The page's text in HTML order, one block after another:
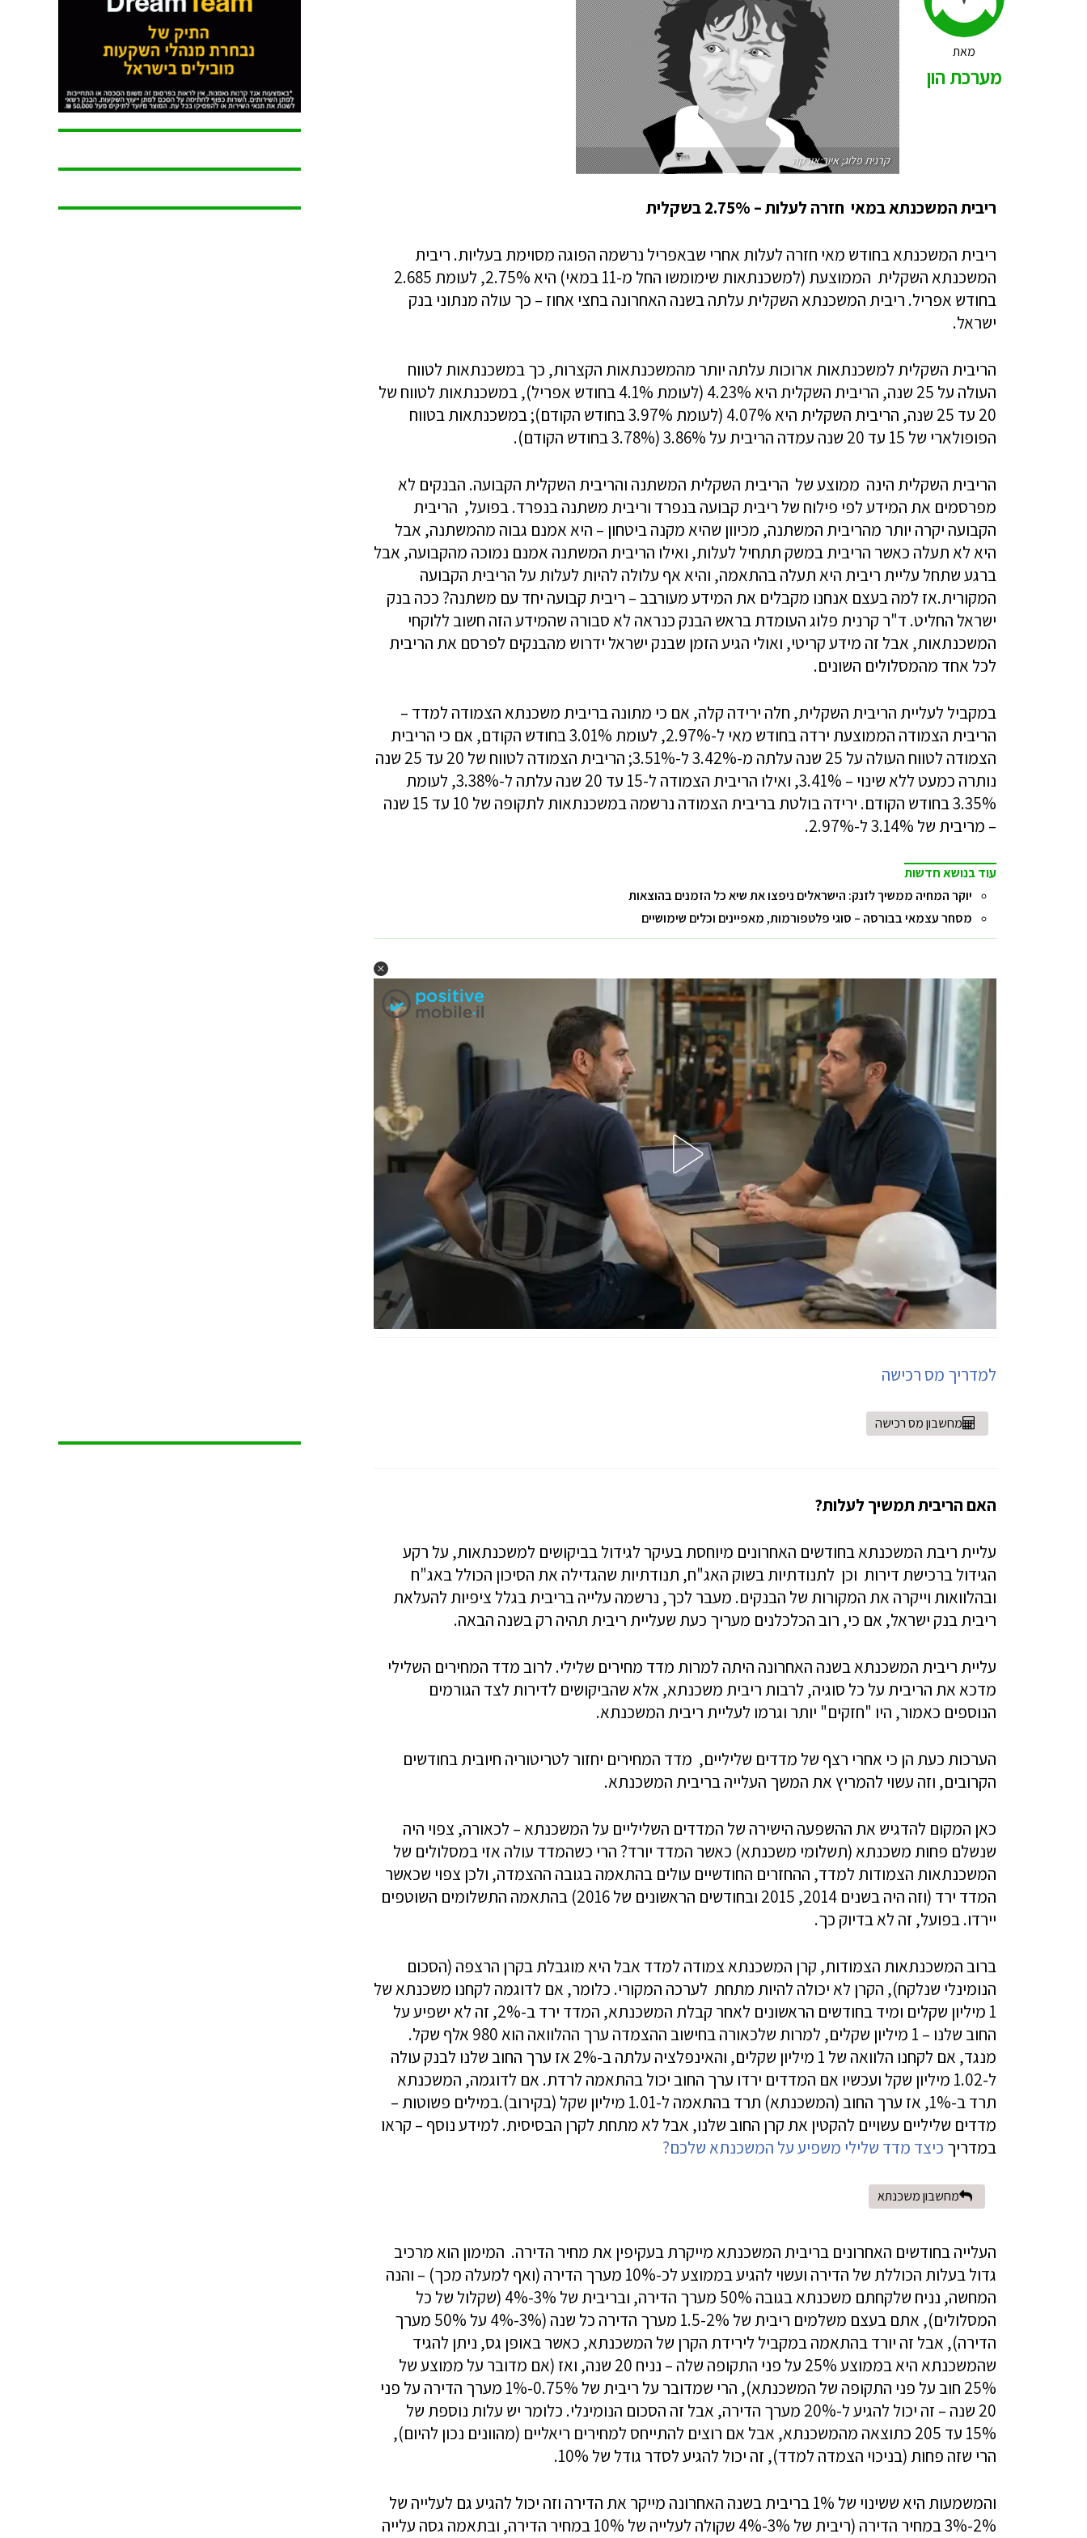
מאת
מערכת הון
קרנית פלוג; איור:אורקה
ריבית המשכנתא במאי חזרה לעלות – 2.75% בשקלית
ריבית המשכנתא בחודש מאי חזרה לעלות אחרי שבאפריל נרשמה הפוגה מסוימת בעליות. ריבית
המשכנתא השקלית הממוצעת (למשכנתאות שימומשו החל מ-11 במאי) היא 2.75%, לעומת 2.685
בחודש אפריל. ריבית המשכנתא השקלית עלתה בשנה האחרונה בחצי אחוז – כך עולה מנתוני בנק
ישראל.
הריבית השקלית למשכנתאות ארוכות עלתה יותר מהמשכנתאות הקצרות, כך במשכנתאות לטווח
העולה על 25 שנה, הריבית השקלית היא 4.23% (לעומת 4.1% בחודש אפריל), במשכנתאות לטווח של
20 עד 25 שנה, הריבית השקלית היא 4.07% (לעומת 3.97% בחודש הקודם); במשכנתאות בטווח
הפופולארי של 15 עד 20 שנה עמדה הריבית על 3.86% (3.78% בחודש הקודם).
הריבית השקלית הינה ממוצע של הריבית השקלית המשתנה והריבית השקלית הקבועה. הבנקים לא
מפרסמים את המידע לפי פילוח של ריבית קבועה בנפרד וריבית משתנה בנפרד. בפועל, הריבית
הקבועה יקרה יותר מהריבית המשתנה, מכיוון שהיא מקנה ביטחון – היא אמנם גבוה מהמשתנה, אבל
היא לא תעלה כאשר הריבית במשק תתחיל לעלות, ואילו הריבית המשתנה אמנם נמוכה מהקבועה, אבל
ברגע שתחל עליית ריבית היא תעלה בהתאמה, והיא אף עלולה להיות לעלות על הריבית הקבועה
המקורית.אז למה בעצם אנחנו מקבלים את המידע מעורבב – ריבית קבועה יחד עם משתנה? ככה בנק
ישראל החליט. ד"ר קרנית פלוג העומדת בראש הבנק כנראה לא סבורה שהמידע הזה חשוב ללוקחי
המשכנתאות, אבל זה מידע קריטי, ואולי הגיע הזמן שבנק ישראל ידרוש מהבנקים לפרסם את הריבית
לכל אחד מהמסלולים השונים.
במקביל לעליית הריבית השקלית, חלה ירידה קלה, אם כי מתונה בריבית משכנתא הצמודה למדד –
הריבית הצמודה הממוצעת ירדה בחודש מאי ל-2.97%, לעומת 3.01% בחודש הקודם, אם כי הריבית
הצמודה לטווח העולה על 25 שנה עלתה מ-3.42% ל-3.51%; הריבית הצמודה לטווח של 20 עד 25 שנה
נותרה כמעט ללא שינוי – 3.41%, ואילו הריבית הצמודה ל-15 עד 20 שנה עלתה ל-3.38%, לעומת
3.35% בחודש הקודם. ירידה בולטת בריבית הצמודה נרשמה במשכנתאות לתקופה של 10 עד 15 שנה
– מריבית של 3.14% ל-2.97%.
עוד בנושא חדשות
יוקר המחיה ממשיך לזנק: הישראלים ניפצו את שיא כל הזמנים בהוצאות
מסחר עצמאי בבורסה – סוגי פלטפורמות, מאפיינים וכלים שימושיים
למדריך מס רכישה
מחשבון מס רכישה
האם הריבית תמשיך לעלות?
עליית ריבת המשכנתא בחודשים האחרונים מיוחסת בעיקר לגידול בביקושים למשכנתאות, על רקע
הגידול ברכישת דירות וכן לתנודתיות בשוק האג"ח, תנודתיות שהגדילה את הסיכון הכולל באג"ח
ובהלוואות וייקרה את המקורות של הבנקים. מעבר לכך, נרשמה עלייה בריבית בגלל ציפיות להעלאת
ריבית בנק ישראל, אם כי, רוב הכלכלנים מעריך כעת שעליית ריבית תהיה רק בשנה הבאה.
עליית ריבית המשכנתא בשנה האחרונה היתה למרות מדד מחירים שלילי. לרוב מדד המחירים השלילי
מדכא את הריבית על כל סוגיה, לרבות ריבית משכנתא, אלא שהביקושים לדירות לצד הגורמים
הנוספים כאמור, היו "חזקים" יותר וגרמו לעליית ריבית המשכנתא.
הערכות כעת הן כי אחרי רצף של מדדים שליליים, מדד המחירים יחזור לטריטוריה חיובית בחודשים
הקרובים, וזה עשוי להמריץ את המשך העלייה בריבית המשכנתא.
כאן המקום להדגיש את ההשפעה הישירה של המדדים השליליים על המשכנתא – לכאורה, צפוי היה
שנשלם פחות משכנתא (תשלומי משכנתא) כאשר המדד יורד? הרי כשהמדד עולה אזי במסלולים של
המשכנתאות הצמודות למדד, ההחזרים החודשיים עולים בהתאמה בגובה ההצמדה, ולכן צפוי שכאשר
המדד ירד (וזה היה בשנים 2014, 2015 ובחודשים הראשונים של 2016) בהתאמה התשלומים השוטפים
יירדו. בפועל, זה לא בדיוק כך.
ברוב המשכנתאות הצמודות, קרן המשכנתא צמודה למדד אבל היא מוגבלת בקרן הרצפה (הסכום
הנומינלי שנלקח), הקרן לא יכולה להיות מתחת לערכה המקורי. כלומר, אם לדוגמה לקחנו משכנתא של
1 מיליון שקלים ומיד בחודשים הראשונים לאחר קבלת המשכנתא, המדד ירד ב-2%, זה לא ישפיע על
החוב שלנו – 1 מיליון שקלים, למרות שלכאורה בחישוב ההצמדה ערך ההלוואה הוא 980 אלף שקל.
מנגד, אם לקחנו הלוואה של 1 מיליון שקלים, והאינפלציה עלתה ב-2% אז ערך החוב שלנו לבנק עולה
ל-1.02 מיליון שקל ועכשיו אם המדדים ירדו ערך החוב יכול בהתאמה לרדת. אם לדוגמה, המשכנתא
תרד ב-1%, אז ערך החוב (המשכנתא) תרד בהתאמה ל-1.01 מיליון שקל (בקירוב).במילים פשוטות –
מדדים שליליים עשויים להקטין את קרן החוב שלנו, אבל לא מתחת לקרן הבסיסית. למידע נוסף – קראו
במדריך כיצד מדד שלילי משפיע על המשכנתא שלכם?
מחשבון משכנתא
העלייה בחודשים האחרונים בריבית המשכנתא מייקרת בעקיפין את מחיר הדירה. המימון הוא מרכיב
גדול בעלות הכוללת של הדירה ועשוי להגיע בממוצע לכ-10% מערך הדירה (ואף למעלה מכך) – והנה
המחשה, נניח שלקחתם משכנתא בגובה 50% מערך הדירה, ובריבית של 3%-4% (שקלול של כל
המסלולים), אתם בעצם משלמים ריבית של 1.5-2% מערך הדירה כל שנה (3%-4% על 50% מערך
הדירה), אבל זה יורד בהתאמה במקביל לירידת הקרן של המשכנתא, כאשר באופן גס, ניתן להגיד
שהמשכנתא היא בממוצע 25% על פני התקופה שלה – נניח 20 שנה, ואז (אם מדובר על ממוצע של
25% חוב על פני התקופה של המשכנתא), הרי שמדובר על ריבית של 0.75%-1% מערך הדירה על פני
20 שנה – זה יכול להגיע ל-20% מערך הדירה, אבל זה הסכום הנומינלי. כלומר יש עלות נוספת של
15% עד 205 כתוצאה מהמשכנתא, אבל אם רוצים להתייחס למחירים ריאליים (מהוונים נכון להיום),
הרי שזה פחות (בניכוי הצמדה למדד), זה יכול להגיע לסדר גודל של 10%.
והמשמעות היא ששינוי של 1% בריבית בשנה האחרונה מייקר את הדירה וזה יכול להגיע גם לעלייה של
2%-3% במחיר הדירה (ריבית של 3%-4% שקולה לעלייה של 10% במחיר הדירה, ובתאמה גסה עלייה